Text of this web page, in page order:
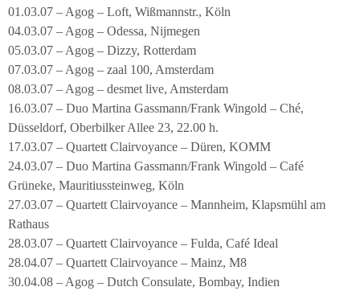
01.03.07 – Agog – Loft, Wißmannstr., Köln
04.03.07 – Agog – Odessa, Nijmegen
05.03.07 – Agog – Dizzy, Rotterdam
07.03.07 – Agog – zaal 100, Amsterdam
08.03.07 – Agog – desmet live, Amsterdam
16.03.07 – Duo Martina Gassmann/Frank Wingold – Ché,
Düsseldorf, Oberbilker Allee 23, 22.00 h.
17.03.07 – Quartett Clairvoyance – Düren, KOMM
24.03.07 – Duo Martina Gassmann/Frank Wingold – Café
Grüneke, Mauritiussteinweg, Köln
27.03.07 – Quartett Clairvoyance – Mannheim, Klapsmühl am
Rathaus
28.03.07 – Quartett Clairvoyance – Fulda, Café Ideal
28.04.07 – Quartett Clairvoyance – Mainz, M8
30.04.08 – Agog – Dutch Consulate, Bombay, Indien